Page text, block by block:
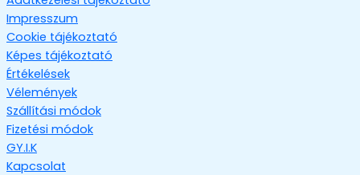
Impresszum
Cookie tájékoztató
Képes tájékoztató
Értékelések
Vélemények
Szállítási módok
Fizetési módok
GY.I.K
Kapcsolat